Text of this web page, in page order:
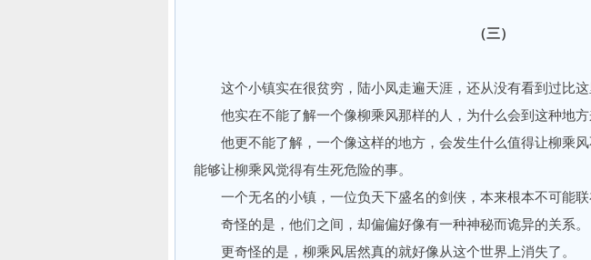
（三）
这个小镇实在很贫穷，陆小凤走遍天涯，还从没有看到过比这
他实在不能了解一个像柳乘风那样的人，为什么会到这种地方
他更不能了解，一个像这样的地方，会发生什么值得让柳乘风
能够让柳乘风觉得有生死危险的事。
一个无名的小镇，一位负天下盛名的剑侠，本来根本不可能联
奇怪的是，他们之间，却偏偏好像有一种神秘而诡异的关系。
更奇怪的是，柳乘风居然真的就好像从这个世界上消失了。